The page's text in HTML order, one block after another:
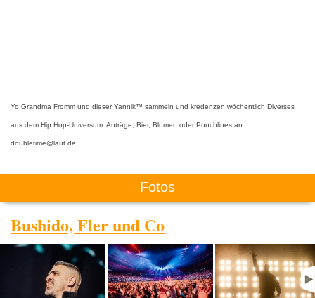
Yo Grandma Fromm und dieser Yannik™ sammeln und kredenzen wöchentlich Diverses
aus dem Hip Hop-Universum. Anträge, Bier, Blumen oder Punchlines an
doubletime@laut.de.
Fotos
Bushido, Fler und Co